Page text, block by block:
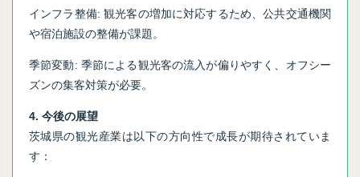
インフラ整備: 観光客の増加に対応するため、公共交通機関
や宿泊施設の整備が課題。
季節変動: 季節による観光客の流入が偏りやすく、オフシー
ズンの集客対策が必要。
4. 今後の展望
茨城県の観光産業は以下の方向性で成長が期待されていま
す：